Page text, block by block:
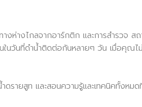
งห่างไกลจากอาร์กติก และการสำรวจ ส
ในวันที่ดำน้ำติดต่อกันหลายๆ วัน เมื่อคุณไม่
ดรายสูท และสอนความรู้และเทคนิคทั้งหมด